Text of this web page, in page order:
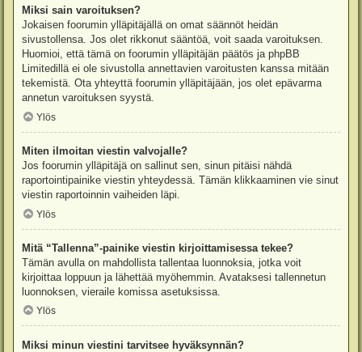
Miksi sain varoituksen?
Jokaisen foorumin ylläpitäjällä on omat säännöt heidän
sivustollensa. Jos olet rikkonut sääntöä, voit saada varoituksen.
Huomioi, että tämä on foorumin ylläpitäjän päätös ja phpBB
Limitedillä ei ole sivustolla annettavien varoitusten kanssa mitään
tekemistä. Ota yhteyttä foorumin ylläpitäjään, jos olet epävarma
annetun varoituksen syystä.
Ylös
Miten ilmoitan viestin valvojalle?
Jos foorumin ylläpitäjä on sallinut sen, sinun pitäisi nähdä
raportointipainike viestin yhteydessä. Tämän klikkaaminen vie sinut
viestin raportoinnin vaiheiden läpi.
Ylös
Mitä “Tallenna”-painike viestin kirjoittamisessa tekee?
Tämän avulla on mahdollista tallentaa luonnoksia, jotka voit
kirjoittaa loppuun ja lähettää myöhemmin. Avataksesi tallennetun
luonnoksen, vieraile komissa asetuksissa.
Ylös
Miksi minun viestini tarvitsee hyväksynnän?